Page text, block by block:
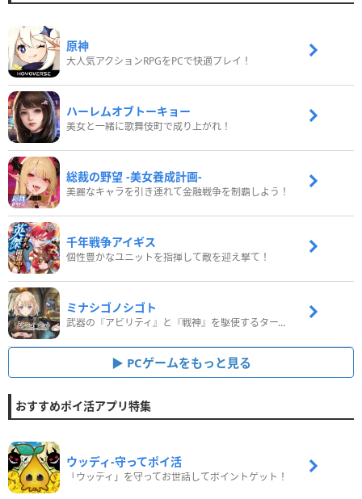
原神
大人気アクションRPGをPCで快適プレイ！
ハーレムオブトーキョー
美女と一緒に歌舞伎町で成り上がれ！
総裁の野望 -美女養成計画-
美麗なキャラを引き連れて金融戦争を制覇しよう！
千年戦争アイギス
個性豊かなユニットを指揮して敵を迎え撃て！
ミナシゴノシゴト
武器の『アビリティ』と『戦神』を駆使するターン制コマンドバトルRPG！
PCゲームをもっと見る
おすすめポイ活アプリ特集
ウッディ‐守ってポイ活
「ウッディ」を守ってお世話してポイントゲット！